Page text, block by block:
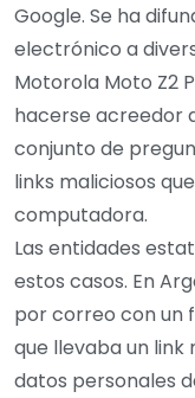
Google. Se ha
electrónico a
Motorola Moto Z2
hacerse acreedor
conjunto de
links maliciosos
computadora.
Las entidades
estos casos. En
por correo con un
que llevaba un
datos personales